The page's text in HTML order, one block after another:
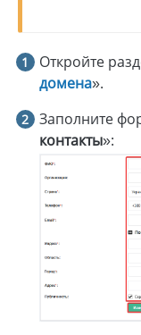
Откройте
домена».
Заполните
контакты»: